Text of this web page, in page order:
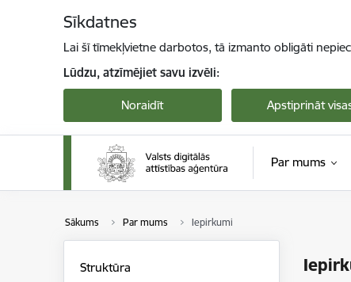
Sīkdatnes
Lai šī tīmekļvietne darbotos, tā izmanto obligāti
Lūdzu, atzīmējiet savu izvēli:
Noraidīt Apstiprināt
Par mums
Sākums Par mums Iepirkumi
Struktūra